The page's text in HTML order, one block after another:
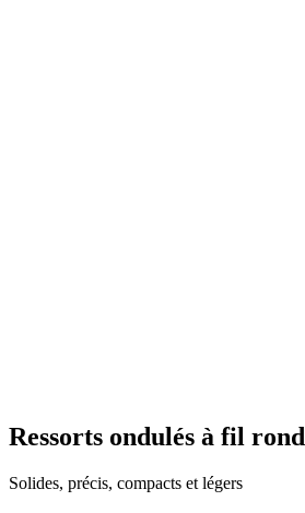
Ressorts ondulés à fil rond
Solides, précis, compacts et légers